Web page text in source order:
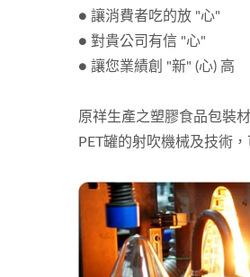
● 讓消費者吃的放 "心"
● 對貴公司有信 "心"
● 讓您業績創 "新" (心) 高
原祥生產之塑膠食品包裝
PET罐的射吹機械及技術